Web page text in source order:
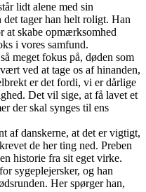
lidt alene med sin
tager han helt roligt. Han
at skabe opmærksomhed
i vores samfund.
meget fokus på, døden som
ved at tage os af hinanden,
er det fordi, vi er dårlige
Det vil sige, at få lavet et
der skal synges til ens
af danskerne, at det er vigtigt,
de her ting ned. Preben
historie fra sit eget virke.
sygeplejersker, og han
Her spørger han,